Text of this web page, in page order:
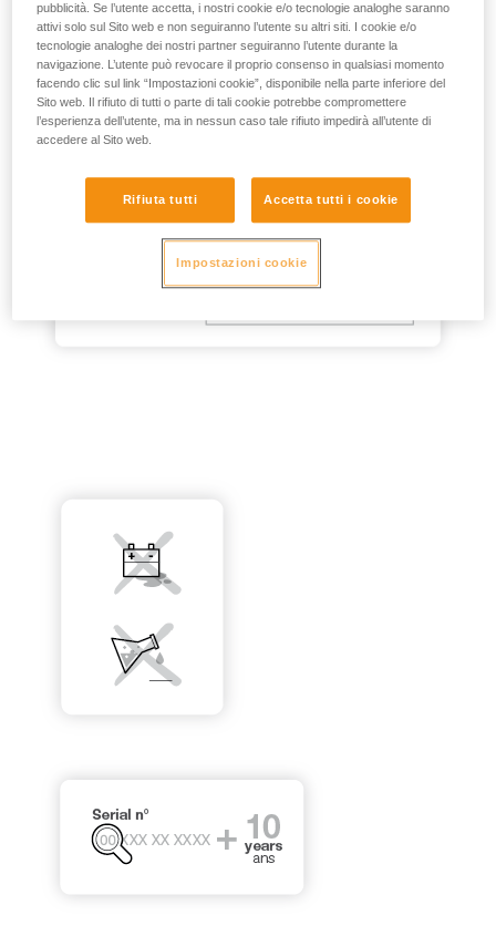
pubblicità. Se l’utente accetta, i nostri cookie e/o tecnologie analoghe saranno
attivi solo sul Sito web e non seguiranno l’utente su altri siti. I cookie e/o
tecnologie analoghe dei nostri partner seguiranno l’utente durante la
navigazione. L’utente può revocare il proprio consenso in qualsiasi momento
facendo clic sul link “Impostazioni cookie”, disponibile nella parte inferiore del
Sito web. Il rifiuto di tutti o parte di tali cookie potrebbe compromettere
l’esperienza dell’utente, ma in nessun caso tale rifiuto impedirà all’utente di
accedere al Sito web.
Rifiuta tutti Accetta tutti i cookie
Impostazioni cookie